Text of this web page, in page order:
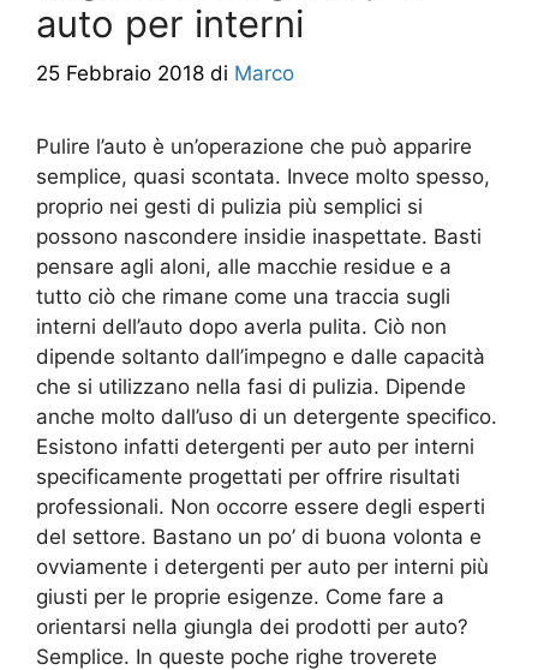
auto per interni
25 Febbraio 2018 di Marco
Pulire l’auto è un’operazione che può apparire
semplice, quasi scontata. Invece molto spesso,
proprio nei gesti di pulizia più semplici si
possono nascondere insidie inaspettate. Basti
pensare agli aloni, alle macchie residue e a
tutto ciò che rimane come una traccia sugli
interni dell’auto dopo averla pulita. Ciò non
dipende soltanto dall’impegno e dalle capacità
che si utilizzano nella fasi di pulizia. Dipende
anche molto dall’uso di un detergente specifico.
Esistono infatti detergenti per auto per interni
specificamente progettati per offrire risultati
professionali. Non occorre essere degli esperti
del settore. Bastano un po’ di buona volonta e
ovviamente i detergenti per auto per interni più
giusti per le proprie esigenze. Come fare a
orientarsi nella giungla dei prodotti per auto?
Semplice. In queste poche righe troverete